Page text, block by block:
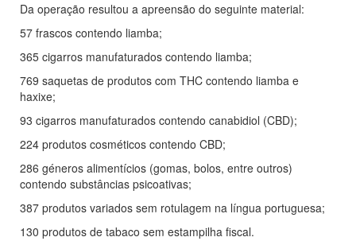
Da operação resultou a apreensão do seguinte material:
57 frascos contendo liamba;
365 cigarros manufaturados contendo liamba;
769 saquetas de produtos com THC contendo liamba e
haxixe;
93 cigarros manufaturados contendo canabidiol (CBD);
224 produtos cosméticos contendo CBD;
286 géneros alimentícios (gomas, bolos, entre outros)
contendo substâncias psicoativas;
387 produtos variados sem rotulagem na língua portuguesa;
130 produtos de tabaco sem estampilha fiscal.